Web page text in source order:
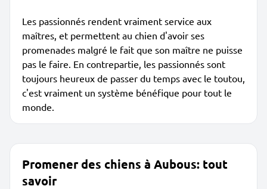
Les passionnés rendent vraiment service aux
maîtres, et permettent au chien d'avoir ses
promenades malgré le fait que son maître ne puisse
pas le faire. En contrepartie, les passionnés sont
toujours heureux de passer du temps avec le toutou,
c'est vraiment un système bénéfique pour tout le
monde.
Promener des chiens à Aubous: tout
savoir